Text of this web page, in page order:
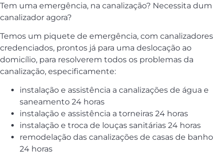
Tem uma emergência, na canalização? Necessita dum
canalizador agora?
Temos um piquete de emergência, com canalizadores
credenciados, prontos já para uma deslocação ao
domicílio, para resolverem todos os problemas da
canalização, especificamente:
instalação e assistência a canalizações de água e
saneamento 24 horas
instalação e assistência a torneiras 24 horas
instalação e troca de louças sanitárias 24 horas
remodelação das canalizações de casas de banho
24 horas